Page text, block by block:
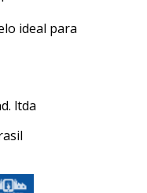
ideal para
ltda